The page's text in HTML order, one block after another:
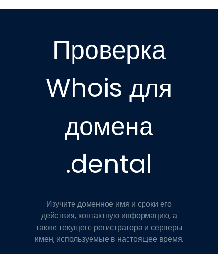
Проверка
Whois для
домена
.dental
Изучите доменное имя и сроки его
действия, контактную информацию, а
также текущего регистратора и серверы
имен, используемые в настоящее время.